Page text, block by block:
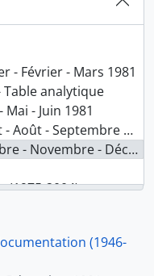
- Février - Mars 1981
Table analytique
Mai - Juin 1981
- Septembre 1981
- Décembre 1981
(1975-2004)
2004)
de la RATP (1974-1982)
(1946-